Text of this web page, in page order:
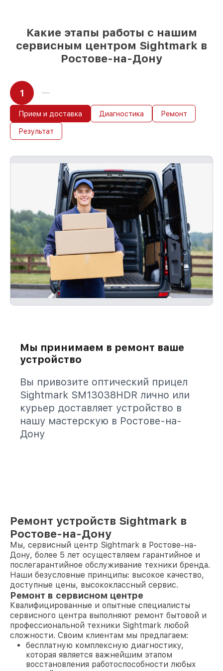
Какие этапы работы с нашим
сервисным центром Sightmark в
Ростове-на-Дону
1
Прием и доставка Диагностика Ремонт
Результат
Мы принимаем в ремонт ваше
устройство
Вы привозите оптический прицел
Sightmark SM13038HDR лично или
курьер доставляет устройство в
нашу мастерскую в Ростове-на-
Дону
Ремонт устройств Sightmark в
Ростове-на-Дону
Мы, сервисный центр Sightmark в Ростове-на-
Дону, более 5 лет осуществляем гарантийное и
послегарантийное обслуживание техники бренда.
Наши безусловные принципы: высокое качество,
доступные цены, высококлассный сервис.
Ремонт в сервисном центре
Квалифицированные и опытные специалисты
сервисного центра выполняют ремонт бытовой и
профессиональной техники Sightmark любой
сложности. Своим клиентам мы предлагаем:
бесплатную комплексную диагностику,
которая является важнейшим этапом
восстановления работоспособности любых